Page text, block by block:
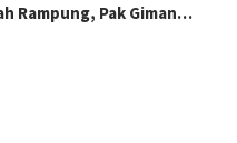
Rampung, Pak Giman…